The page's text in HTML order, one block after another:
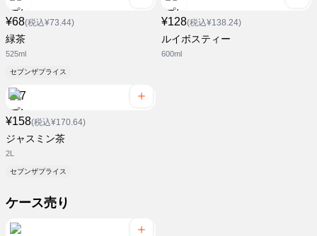
¥68(税込¥73.44)
緑茶
525ml
セブンザプライス
¥128(税込¥138.24)
ルイボスティー
600ml
¥158(税込¥170.64)
ジャスミン茶
2L
セブンザプライス
ケース売り